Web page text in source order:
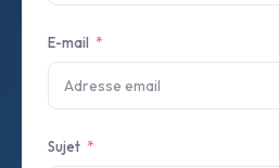
E-mail
Sujet